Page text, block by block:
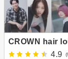
CROWN hair
4.9